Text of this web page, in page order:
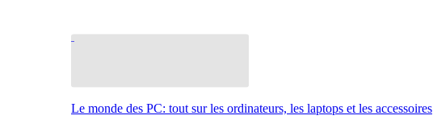
Le monde des PC: tout sur les ordinateurs, les laptops et les accessoires